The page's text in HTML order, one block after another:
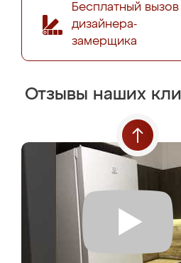
Бесплатный вызов
дизайнера-
замерщика
Отзывы наших